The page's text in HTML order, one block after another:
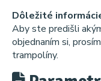
Dôležité
Aby ste predišli
objednaním si,
trampolíny.